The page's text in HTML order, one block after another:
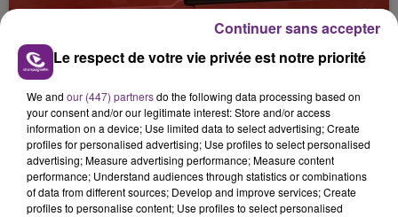
UNE JEUNE AUTOMOBILISTE GRIÈVEMENT
BLESSÉE
Une automobiliste s'est retrouvée piégée dans
son véhicule après une collision avec un poids
lourd. Très grièvement blessée, la jeune femme
de 20 ans a été...
Le respect de votre vie privée est notre priorité
We and our (447) partnersdo the following data processing based on
your consent and/or our legitimate interest: Store and/or access
information on a device; Use limited data to select advertising; Create
profiles for personalised advertising; Use profiles to select personalised
advertising; Measure advertising performance; Measure content
performance; Understand audiences through statistics or combinations
of data from different sources; Develop and improve services; Create
profiles to personalise content; Use profiles to select personalised
Continuer sans accepter